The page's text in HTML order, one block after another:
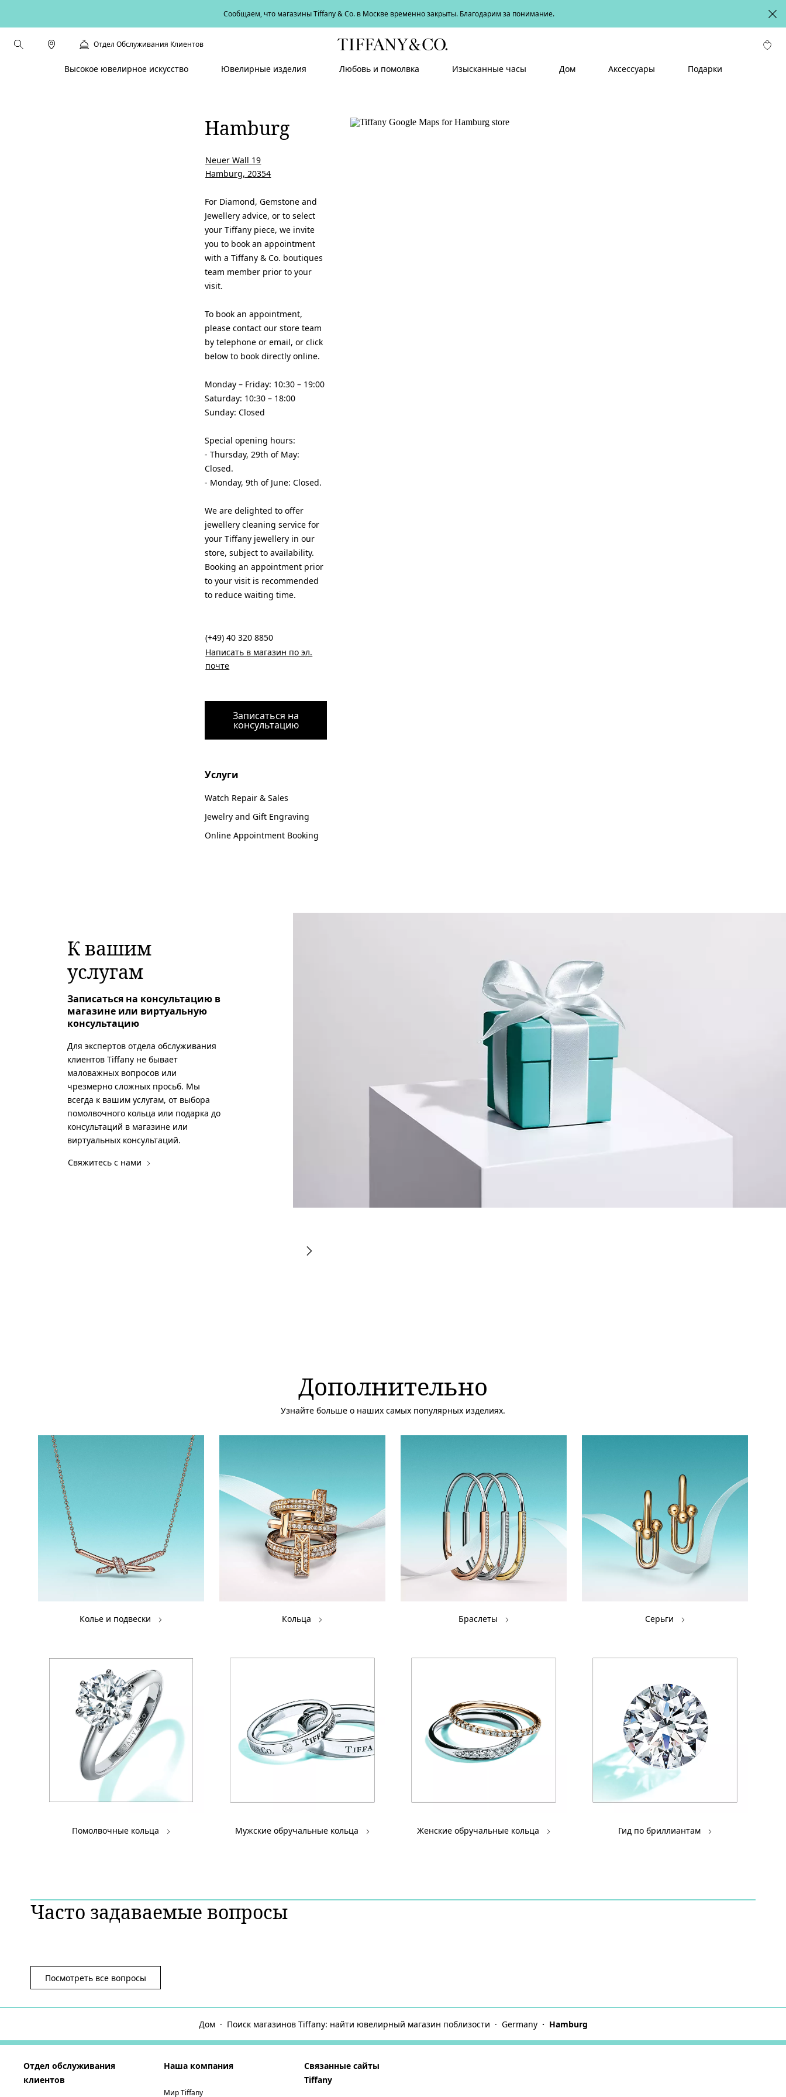
Сообщаем, что магазины Tiffany & Co. в Москве временно закрыты. Благодарим за понимание.
Отдел Обслуживания Клиентов
Высокое ювелирное искусство Ювелирные изделия Любовь и помолвка Изысканные часы Дом Аксессуары Подарки
Hamburg
Neuer Wall 19
Hamburg, 20354
For Diamond, Gemstone and
Jewellery advice, or to select
your Tiffany piece, we invite
you to book an appointment
with a Tiffany & Co. boutiques
team member prior to your
visit.
To book an appointment,
please contact our store team
by telephone or email, or click
below to book directly online.
Monday – Friday: 10:30 – 19:00
Saturday: 10:30 – 18:00
Sunday: Closed
Special opening hours:
- Thursday, 29th of May:
Closed.
- Monday, 9th of June: Closed.
We are delighted to offer
jewellery cleaning service for
your Tiffany jewellery in our
store, subject to availability.
Booking an appointment prior
to your visit is recommended
to reduce waiting time.
(+49) 40 320 8850
Написать в магазин по эл.
почте
Записаться на
консультацию
Услуги
Watch Repair & Sales
Jewelry and Gift Engraving
Online Appointment Booking
К вашим
услугам
Записаться на консультацию в
магазине или виртуальную
консультацию
Для экспертов отдела обслуживания
клиентов Tiffany не бывает
маловажных вопросов или
чрезмерно сложных просьб. Мы
всегда к вашим услугам, от выбора
помолвочного кольца или подарка до
консультаций в магазине или
виртуальных консультаций.
Свяжитесь с нами
Дополнительно
Узнайте больше о наших самых популярных изделиях.
Колье и подвески Кольца Браслеты Серьги
Помолвочные кольца Мужские обручальные кольца Женские обручальные кольца Гид по бриллиантам
Часто задаваемые вопросы
Посмотреть все вопросы
Дом Поиск магазинов Tiffany: найти ювелирный магазин поблизости Germany Hamburg
Отдел обслуживания
клиентов
Наша компания
Мир Tiffany
Связанные сайты
Tiffany